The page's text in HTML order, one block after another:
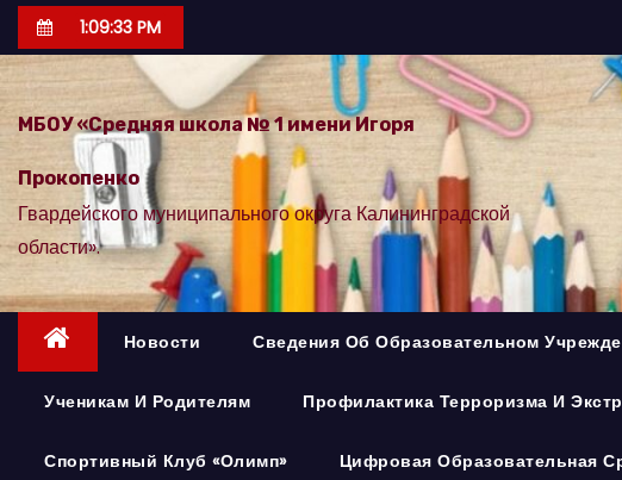
е
р
е
й
к
о
1:09:35 PM
МБОУ «Средняя школа № 1 имени Игоря
Прокопенко
Гвардейского муниципального округа Калининградской
области».
Новости Сведения Об Образовательном
Ученикам И Родителям Профилактика Терроризма И
Спортивный Клуб «Олимп» Цифровая Образовательная